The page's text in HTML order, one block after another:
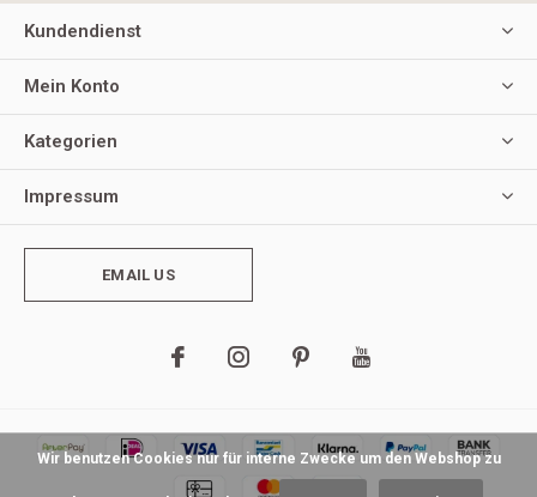
Kundendienst
Mein Konto
Kategorien
Impressum
EMAIL US
Wir benutzen Cookies nur für interne Zwecke um den Webshop zu